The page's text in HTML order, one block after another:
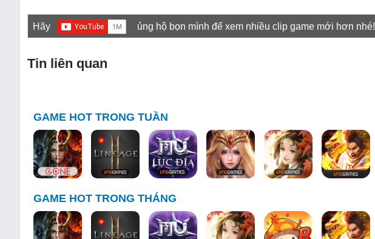
Hãy ủng hộ bọn mình để xem nhiều clip game mới hơn nhé!
Tin liên quan
GAME HOT TRONG TUẦN
GAME HOT TRONG THÁNG